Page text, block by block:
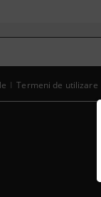
Termeni de utilizare